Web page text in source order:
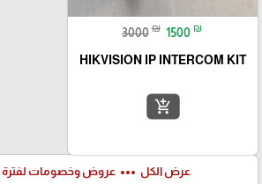
3000 ₪ 1500 ₪
HIKVISION IP INTERCOM KIT
add_shopping_cart
عرض الكل more_horiz عروض وخصومات لفترة